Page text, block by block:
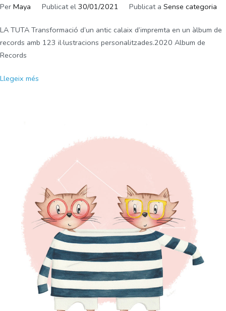
Per Maya Publicat el 30/01/2021 Publicat aSense categoria
LA TUTA Transformació d’un antic calaix d’impremta en un àlbum de
records amb 123 il·lustracions personalitzades.2020 Album de
Records
Llegeix més